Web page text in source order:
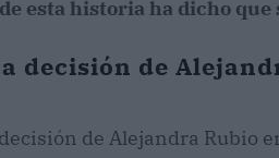
esta historia ha dicho
decisión de